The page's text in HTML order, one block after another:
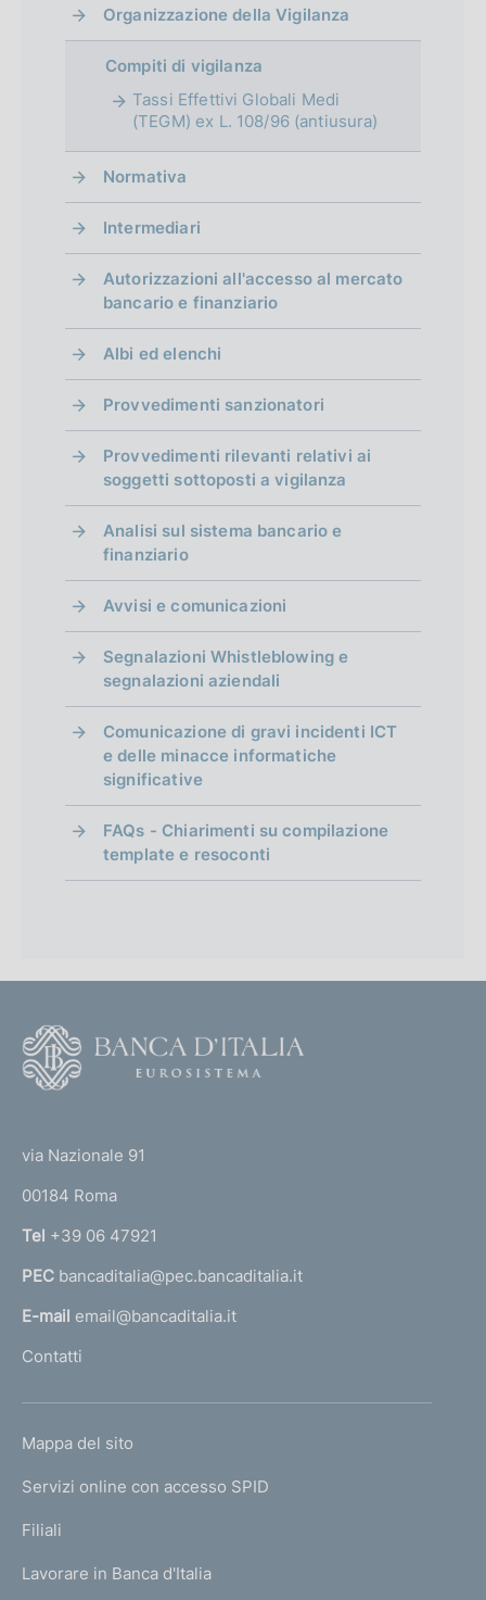
Organizzazione della Vigilanza
Compiti di vigilanza
Tassi Effettivi Globali Medi
(TEGM) ex L. 108/96 (antiusura)
Normativa
Intermediari
Autorizzazioni all'accesso al mercato
bancario e finanziario
Albi ed elenchi
Provvedimenti sanzionatori
Provvedimenti rilevanti relativi ai
soggetti sottoposti a vigilanza
Analisi sul sistema bancario e
finanziario
Avvisi e comunicazioni
Segnalazioni Whistleblowing e
segnalazioni aziendali
Comunicazione di gravi incidenti ICT
e delle minacce informatiche
significative
FAQs - Chiarimenti su compilazione
template e resoconti
r
n
a
l
'
m
e
a
g
via Nazionale 91
00184 Roma
Tel +39 06 47921
PEC bancaditalia@pec.bancaditalia.it
E-mail email@bancaditalia.it
Contatti
L
N
K
T
Mappa del sito
Servizi online con accesso SPID
Filiali
Lavorare in Banca d'Italia